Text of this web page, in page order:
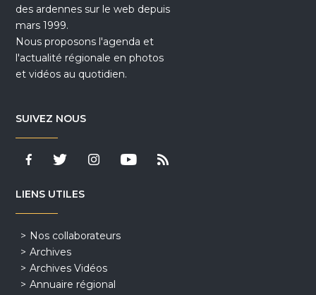
des ardennes sur le web depuis
mars 1999.
Nous proposons l'agenda et
l'actualité régionale en photos
et vidéos au quotidien.
SUIVEZ NOUS
LIENS UTILES
Nos collaborateurs
Archives
Archives Vidéos
Annuaire régional